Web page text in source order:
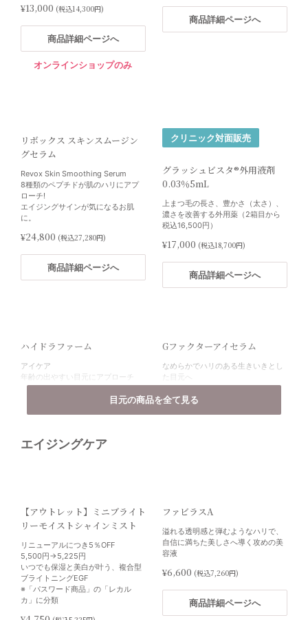
¥13,000 (税込14,300円)
商品詳細ページへ
オンラインショップのみ
商品詳細ページへ
リボックス スキンスムージン
グセラム
Revox Skin Smoothing Serum
8種類のペプチドが肌のハリにアプ
ローチ!
エイジングサインが気になるお肌
に。
¥24,800 (税込27,280円)
商品詳細ページへ
クリニック対面販売
グラッシュビスタ®外用液剤
0.03％5mL
上まつ毛の長さ、豊かさ（太さ）、
濃さを改善する外用薬（2箱目から
税込16,500円）
¥17,000 (税込18,700円)
商品詳細ページへ
ハイドラファーム
アイケア
年齢の出やすい目元にアプローチ
し、明るくハリのあるすっきりした
¥20,000
商品詳細ページへ
Gファクターアイセラム
なめらかでハリのある生きいきとし
た目元へ
ジェル状目元用美容液
¥20,000
ペロバームブローブロー
すっぴんでも愛される自然な眉へ
¥5,600(税込6,160円)
商品詳細ページへ
ペロバームラッシュラッシュ
まつ毛育成を促進する機能性ハイブ
リッドペプチド
¥3,800 (税込4,180円)
商品詳細ページへ
目元の商品を全て見る
エイジングケア
【アウトレット】ミニブライト
リーモイストシャインミスト
リニューアルにつき5％OFF
5,500円→5,225円
いつでも保湿と美白が叶う、複合型
ブライトニングEGF
※「パスワード商品」の「レカル
カ」に分類
ファビラスA
溢れる透明感と弾むようなハリで、
自信に満ちた美しさへ導く攻めの美
容液
¥6,600 (税込7,260円)
商品詳細ページへ